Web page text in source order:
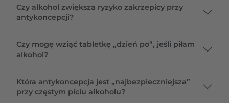
Czy alkohol zwiększa ryzyko zakrzepicy przy
antykoncepcji?
Czy mogę wziąć tabletkę „dzień po”, jeśli piłam
alkohol?
Która antykoncepcja jest „najbezpieczniejsza”
przy częstym piciu alkoholu?